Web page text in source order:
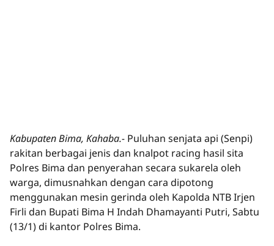
Kabupaten Bima, Kahaba.- Puluhan senjata api (Senpi)
rakitan berbagai jenis dan knalpot racing hasil sita
Polres Bima dan penyerahan secara sukarela oleh
warga, dimusnahkan dengan cara dipotong
menggunakan mesin gerinda oleh Kapolda NTB Irjen
Firli dan Bupati Bima H Indah Dhamayanti Putri, Sabtu
(13/1) di kantor Polres Bima.